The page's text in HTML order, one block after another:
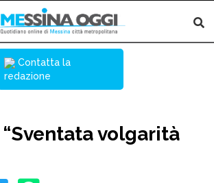
Contatta la
redazione
volgarità